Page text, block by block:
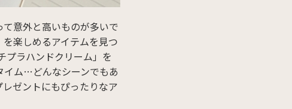
意外と高いものが多いで
楽しめるアイテムを見つ
プラハンドクリーム」を
イム…どんなシーンでもあ
ゼントにもぴったりなア